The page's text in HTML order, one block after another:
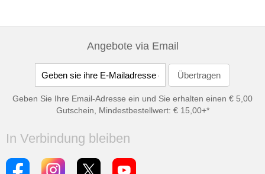
Angebote via Email
Geben Sie Ihre Email-Adresse ein und Sie erhalten einen € 5,00
Gutschein, Mindestbestellwert: € 15,00+*
In Verbindung bleiben